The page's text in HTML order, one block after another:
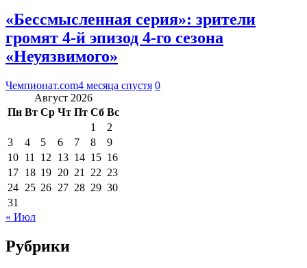
«Бессмысленная серия»: зрители
громят 4-й эпизод 4-го сезона
«Неуязвимого»
Чемпионат.com4 месяца спустя 0
Август 2026
Пн Вт Ср Чт Пт Сб Вс
1
2
3
4 5 6 7 8
9
10 11 12 13 14 15 16
17 18 19 20 21 22 23
24 25 26 27 28 29 30
31
« Июл
Рубрики